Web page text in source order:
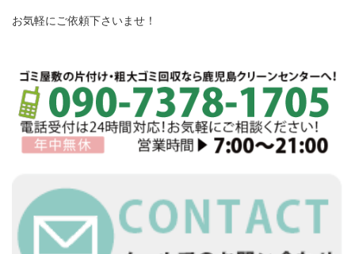
お気軽にご依頼下さいませ！